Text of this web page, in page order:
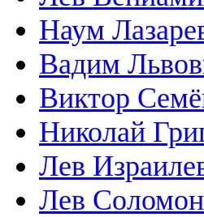
Наум
Вадим
Виктор
Николай
Лев
Лев